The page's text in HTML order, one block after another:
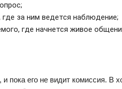
за ним ведется наблюдение;
где начнется живое
пока его не видит комиссия. В